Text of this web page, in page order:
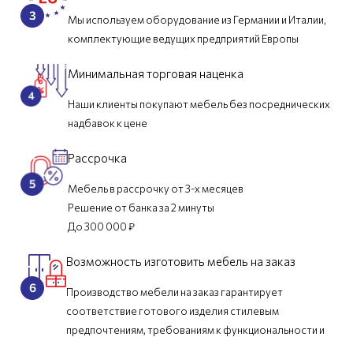
Мы используем оборудование из Германии и Италии,
комплектующие ведущих предприятий Европы
Минимальная торговая наценка
Наши клиенты покупают мебель без посреднических
надбавок к цене
Рассрочка
Мебель в рассрочку от 3-х месяцев
Решение от банка за 2 минуты
До 300 000 ₽
Возможность изготовить мебель на заказ
Производство мебели на заказ гарантирует
соответствие готового изделия стилевым
предпочтениям, требованиям к функциональности и